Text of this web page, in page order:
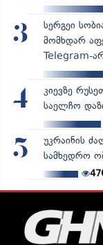
3
სერგეი
მომხდარ
Telegram-
4
კიევზე
საელჩო
5
უკრაინის
სამხედრო